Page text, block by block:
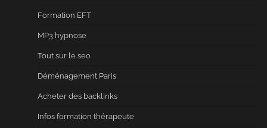
Formation EFT
MP3 hypnose
Tout sur le seo
Déménagement Paris
Acheter des backlinks
Infos formation thérapeute